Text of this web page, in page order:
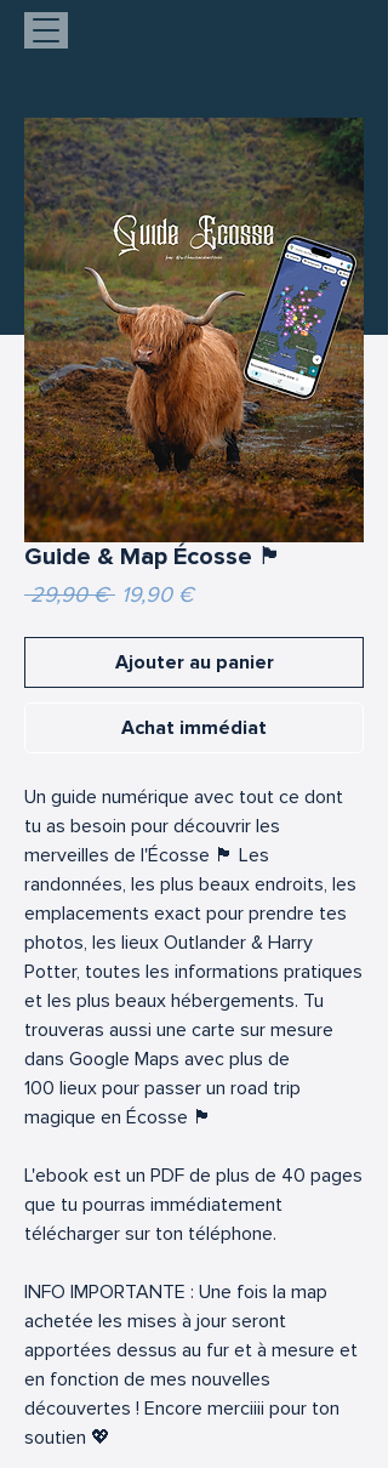
Guide & Map Écosse 🏴󠁧󠁢󠁳󠁣󠁴󠁿
29,90 € Prix
19,90 €Prix
Ajouter au panier
Achat immédiat
Un guide numérique avec tout ce dont
tu as besoin pour découvrir les
merveilles de l'Écosse 🏴󠁧󠁢󠁳󠁣󠁴󠁿 Les
randonnées, les plus beaux endroits, les
emplacements exact pour prendre tes
photos, les lieux Outlander & Harry
Potter, toutes les informations pratiques
et les plus beaux hébergements. Tu
trouveras aussi une carte sur mesure
dans Google Maps avec plus de
100 lieux pour passer un road trip
magique en Écosse 🏴󠁧󠁢󠁳󠁣󠁴󠁿
L'ebook est un PDF de plus de 40 pages
que tu pourras immédiatement
télécharger sur ton téléphone.
INFO IMPORTANTE : Une fois la map
achetée les mises à jour seront
apportées dessus au fur et à mesure et
en fonction de mes nouvelles
découvertes ! Encore merciiii pour ton
soutien 💖